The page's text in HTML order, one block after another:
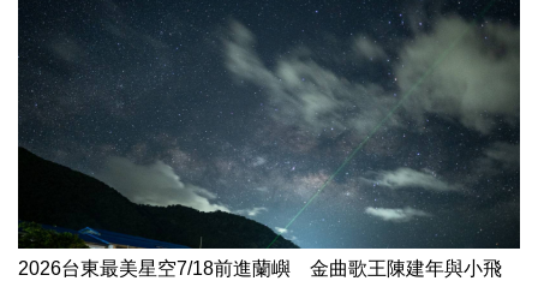
2026台東最美星空7/18前進蘭嶼 金曲歌王陳建年與小飛